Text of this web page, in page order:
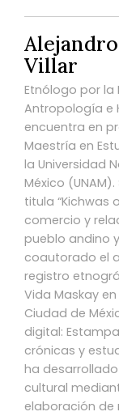
Villar
Etnólogo por la
Antropología e
encuentra en
Maestría en
la Universidad
México
titula “Kichwas
comercio y
pueblo andino
coautorado el
registro
Vida Maskay
Ciudad de
digital:
crónicas y
ha
cultural
elaboración de